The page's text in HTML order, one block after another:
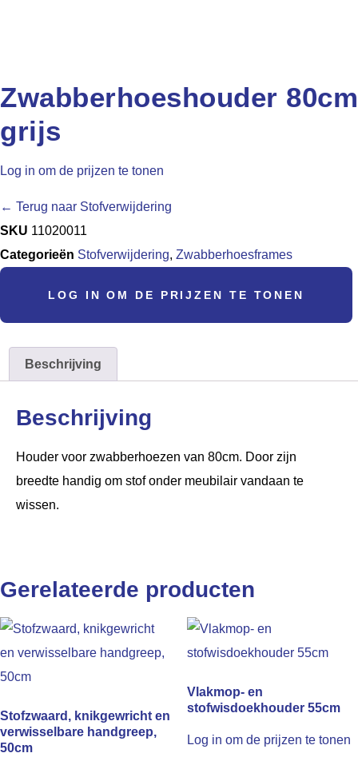
Zwabberhoeshouder 80cm
grijs
Log in om de prijzen te tonen
← Terug naar Stofverwijdering
SKU 11020011
Categorieën Stofverwijdering, Zwabberhoesframes
LOG IN OM DE PRIJZEN TE TONEN
Beschrijving
Beschrijving
Houder voor zwabberhoezen van 80cm. Door zijn
breedte handig om stof onder meubilair vandaan te
wissen.
Gerelateerde producten
Stofzwaard, knikgewricht en
verwisselbare handgreep,
50cm
Vlakmop- en
stofwisdoekhouder 55cm
Log in om de prijzen te tonen